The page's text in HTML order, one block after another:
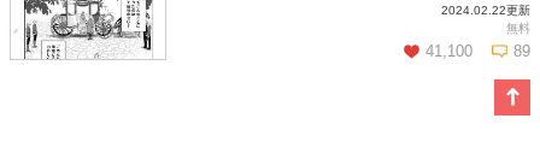
この話を読む コメントを見る2024.02.22更新
無料
41,100 89